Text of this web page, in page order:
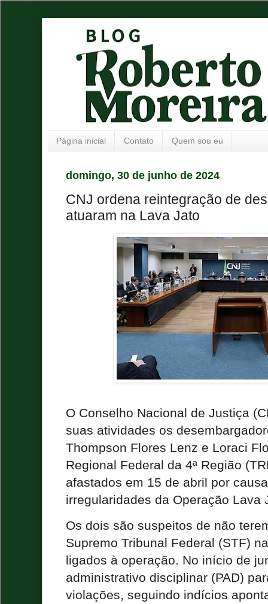
Página inicial Contato Quem sou eu
domingo, 30 de junho de 2024
CNJ ordena reintegração de
atuaram na Lava Jato
O Conselho Nacional de Justiça
suas atividades os
Thompson Flores Lenz e Loraci
Regional Federal da 4ª Região
afastados em 15 de abril por
irregularidades da Operação Lava
Os dois são suspeitos de não
Supremo Tribunal Federal (STF)
ligados à operação. No início de
administrativo disciplinar (PAD)
violações, seguindo indícios